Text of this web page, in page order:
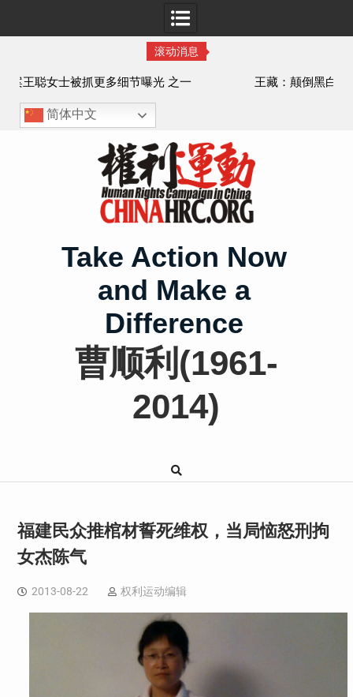
滚动消息
王藏：颠倒黑白，推卸责任，继续为村支书恶行当保护伞
——追究「王浩溺死事件」【进展之六】
简体中文
Take Action Now
and Make a
Difference
曹顺利(1961-
2014)
福建民众推棺材誓死维权，当局恼怒刑拘
女杰陈气
2013-08-22 权利运动编辑